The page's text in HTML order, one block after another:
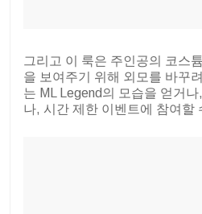
그리고 이 룩은 주인공의 코스
을 보여주기 위해 외모를 바꾸
는 ML Legend의 모습을 얻거
나, 시간 제한 이벤트에 참여할